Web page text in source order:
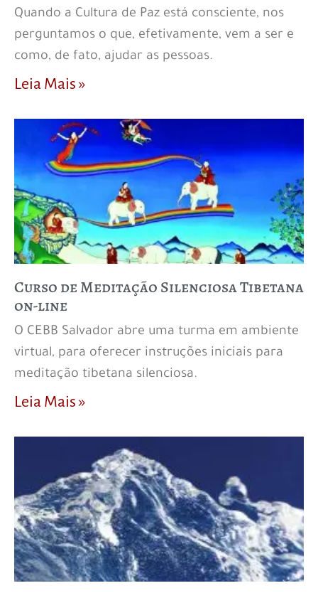
Quando a Cultura de Paz está consciente, nos
perguntamos o que, efetivamente, vem a ser e
como, de fato, ajudar as pessoas.
Leia Mais »
Curso de Meditação Silenciosa Tibetana
on-line
O CEBB Salvador abre uma turma em ambiente
virtual, para oferecer instruções iniciais para
meditação tibetana silenciosa.
Leia Mais »